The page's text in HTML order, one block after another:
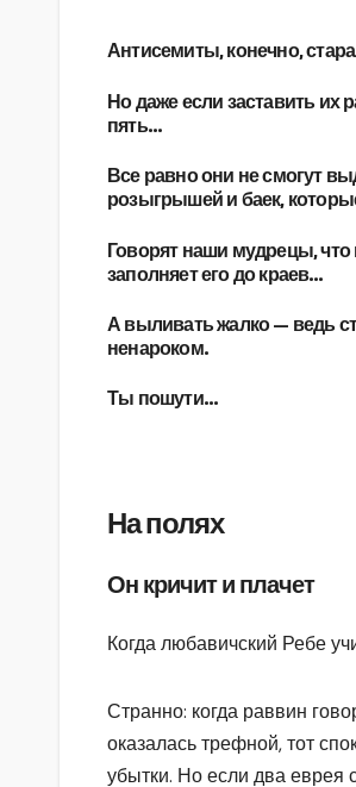
Антисемиты, конечно,
Но даже если заставить их
пять…
Все равно они не смогут
розыгрышей и баек,
Говорят наши мудрецы, что
заполняет его до краев…
А выливать жалко — ведь
ненароком.
Ты пошути…
На полях
Он кричит и плачет
Когда любавичский Ребе
Странно: когда раввин
оказалась трефной, тот
убытки. Но если два еврея